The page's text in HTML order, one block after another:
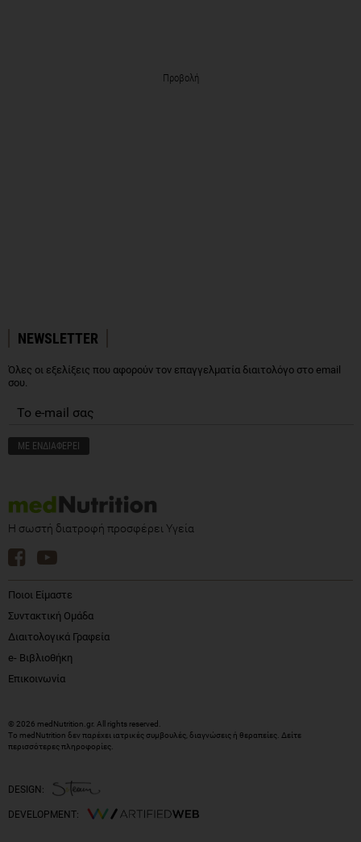
Προβολή
NEWSLETTER
Όλες οι εξελίξεις που αφορούν τον επαγγελματία διαιτολόγο στο email
σου.
Η σωστή διατροφή προσφέρει Υγεία
Ποιοι Είμαστε
Συντακτική Ομάδα
Διαιτολογικά Γραφεία
e- Βιβλιοθήκη
Επικοινωνία
© 2026 medNutrition.gr. All rights reserved.
Το medNutrition δεν παρέχει ιατρικές συμβουλές, διαγνώσεις ή θεραπείες. Δείτε
περισσότερες πληροφορίες
DESIGN:
DEVELOPMENT: